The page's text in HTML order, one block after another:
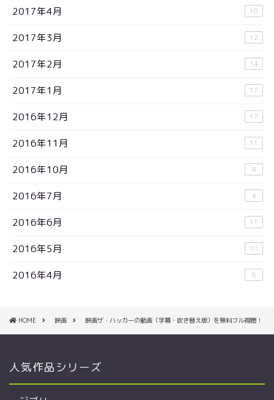
2017年4月 10
2017年3月 12
2017年2月 14
2017年1月 17
2016年12月 17
2016年11月 11
2016年10月 4
2016年7月 4
2016年6月 11
2016年5月 10
2016年4月 6
HOME 映画 映画ザ・ハッカーの動画（字幕・吹き替え版）を無料フル視聴！
人気作品シリーズ